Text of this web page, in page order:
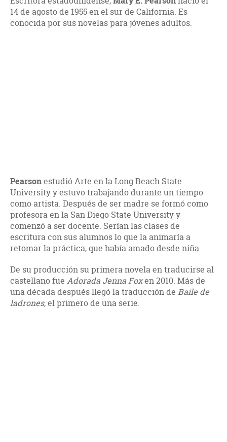
14 de agosto de 1955 en el sur de California. Es
conocida por sus novelas para jóvenes adultos.
Pearsonestudió Arte en la Long Beach State
University y estuvo trabajando durante un tiempo
como artista. Después de ser madre se formó como
profesora en la San Diego State University y
comenzó a ser docente. Serían las clases de
escritura con sus alumnos lo que la animaría a
retomar la práctica, que había amado desde niña.
De su producción su primera novela en traducirse al
castellano fue Adorada Jenna Foxen 2010. Más de
una década después llegó la traducción de Baile de
ladrones, el primero de una serie.